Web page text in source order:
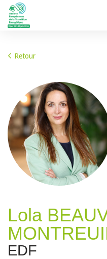
Retour
Lola
EDF